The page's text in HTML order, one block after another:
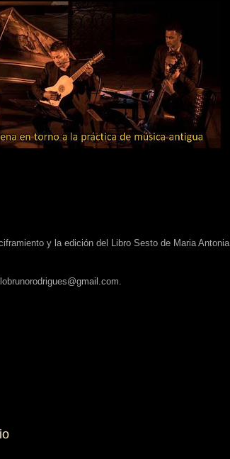
y la edición del Libro Sesto de Maria Antonia